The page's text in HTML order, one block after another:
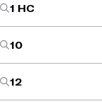
1 HC
10
12